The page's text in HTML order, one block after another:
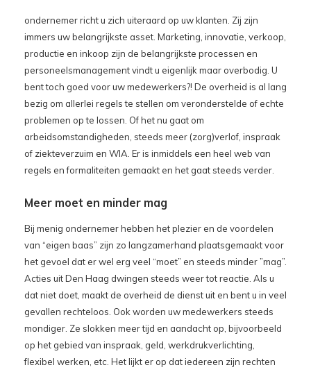
ondernemer richt u zich uiteraard op uw klanten. Zij zijn
immers uw belangrijkste asset. Marketing, innovatie, verkoop,
productie en inkoop zijn de belangrijkste processen en
personeelsmanagement vindt u eigenlijk maar overbodig. U
bent toch goed voor uw medewerkers?! De overheid is al lang
bezig om allerlei regels te stellen om veronderstelde of echte
problemen op te lossen. Of het nu gaat om
arbeidsomstandigheden, steeds meer (zorg)verlof, inspraak
of ziekteverzuim en WIA. Er is inmiddels een heel web van
regels en formaliteiten gemaakt en het gaat steeds verder.
Meer moet en minder mag
Bij menig ondernemer hebben het plezier en de voordelen
van “eigen baas” zijn zo langzamerhand plaatsgemaakt voor
het gevoel dat er wel erg veel “moet” en steeds minder ”mag”.
Acties uit Den Haag dwingen steeds weer tot reactie. Als u
dat niet doet, maakt de overheid de dienst uit en bent u in veel
gevallen rechteloos. Ook worden uw medewerkers steeds
mondiger. Ze slokken meer tijd en aandacht op, bijvoorbeeld
op het gebied van inspraak, geld, werkdrukverlichting,
flexibel werken, etc. Het lijkt er op dat iedereen zijn rechten